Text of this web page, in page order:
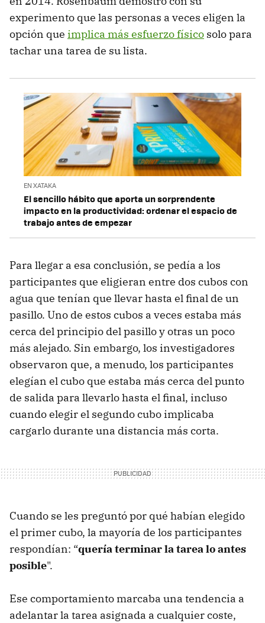
experimento que las personas a veces eligen la
opción que implica más esfuerzo físico solo para
tachar una tarea de su lista.
EN XATAKA
El sencillo hábito que aporta un sorprendente
impacto en la productividad: ordenar el espacio de
trabajo antes de empezar
Para llegar a esa conclusión, se pedía a los
participantes que eligieran entre dos cubos con
agua que tenían que llevar hasta el final de un
pasillo. Uno de estos cubos a veces estaba más
cerca del principio del pasillo y otras un poco
más alejado. Sin embargo, los investigadores
observaron que, a menudo, los participantes
elegían el cubo que estaba más cerca del punto
de salida para llevarlo hasta el final, incluso
cuando elegir el segundo cubo implicaba
cargarlo durante una distancia más corta.
Cuando se les preguntó por qué habían elegido
el primer cubo, la mayoría de los participantes
respondían: “quería terminar la tarea lo antes
posible".
Ese comportamiento marcaba una tendencia a
adelantar la tarea asignada a cualquier coste,